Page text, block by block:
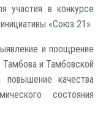
участия в конкурсе
«Союз 21».
и поощрение
и Тамбовской
повышение качества
состояния